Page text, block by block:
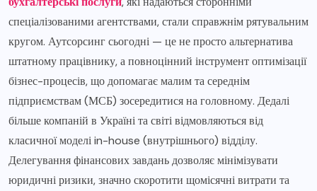
спеціалізованими агентствами, стали справжнім рятувальним
кругом. Аутсорсинг сьогодні — це не просто альтернатива
штатному працівнику, а повноцінний інструмент оптимізації
бізнес-процесів, що допомагає малим та середнім
підприємствам (МСБ) зосередитися на головному. Дедалі
більше компаній в Україні та світі відмовляються від
класичної моделі in-house (внутрішнього) відділу.
Делегування фінансових завдань дозволяє мінімізувати
юридичні ризики, значно скоротити щомісячні витрати та